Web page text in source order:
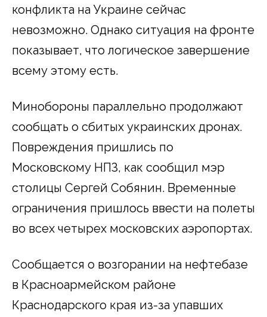
конфликта на Украине сейчас
невозможно. Однако ситуация на фронте
показывает, что логическое завершение
всему этому есть.
Минобороны параллельно продолжают
сообщать о сбитых украинских дронах.
Повреждения пришлись по
Московскому НПЗ, как сообщил мэр
столицы Сергей Собянин. Временные
ограничения пришлось ввести на полеты
во всех четырех московских аэропортах.
Сообщается о возгорании на нефтебазе
в Красноармейском районе
Краснодарского края из-за упавших